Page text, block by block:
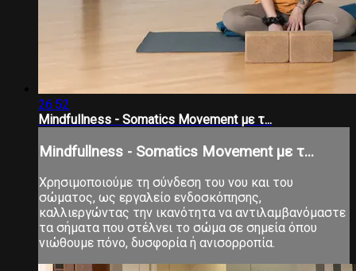
26:52
Mindfullness - Somatics Movement με τ...
Mindfullness - Somatics Movement με τ...
Χρησιμοποιούμε τη σύνδεση του νου και του
σώματος, ως εργαλείο ενδοσκόπησης,
καλλιεργώντας την ικανότητα να αντιλαμβανόμαστε
τα σήματα που στέλνει το σώμα σε σημεία όπου
νιώθουμε πόνο, δυσφορία ή ανισορροπία.